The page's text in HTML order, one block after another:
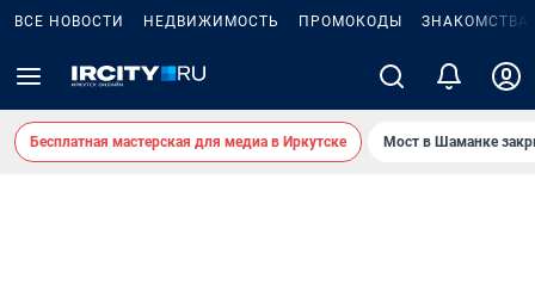
ВСЕ НОВОСТИ НЕДВИЖИМОСТЬ ПРОМОКОДЫ ЗНАКОМСТВА
Бесплатная мастерская для медиа в Иркутске Мост в Шаманке